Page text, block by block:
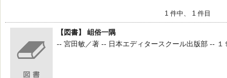
1 件中、 1 件目
【図書】 岨俗一隅
-- 宮田敏／著 -- 日本エディタースクール出版部 -- １